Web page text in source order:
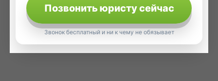
Позвонить юристу сейчас
Звонок бесплатный и ни к чему не обязывает